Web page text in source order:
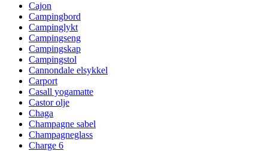
Cajon
Campingbord
Campinglykt
Campingseng
Campingskap
Campingstol
Cannondale elsykkel
Carport
Casall yogamatte
Castor olje
Chaga
Champagne sabel
Champagneglass
Charge 6